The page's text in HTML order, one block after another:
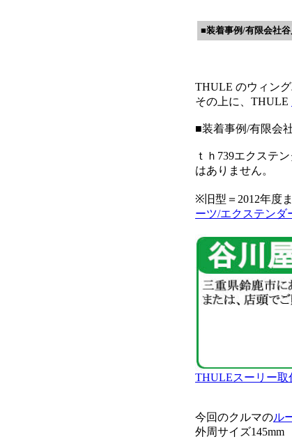
■装着事例/有限会社
THULE のウィン
その上に、THULE
■装着事例/有限会
ｔｈ739エクステ
はありません。
※旧型＝2012年度
ーツ/エクステンダ
THULEスーリー取
今回のクルマのル
外周サイズ145mm